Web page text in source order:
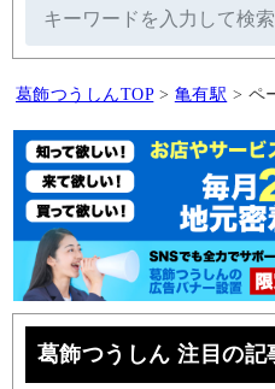
葛飾つうしんTOP > 亀有駅 > ペ
葛飾つうしん 注目の記